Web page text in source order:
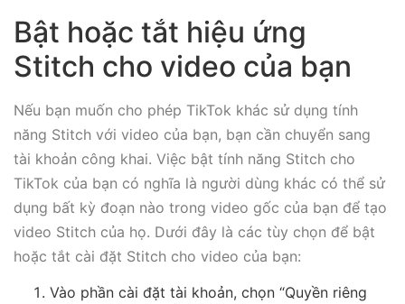
Bật hoặc tắt hiệu ứng
Stitch cho video của bạn
Nếu bạn muốn cho phép TikTok khác sử dụng tính
năng Stitch với video của bạn, bạn cần chuyển sang
tài khoản công khai. Việc bật tính năng Stitch cho
TikTok của bạn có nghĩa là người dùng khác có thể sử
dụng bất kỳ đoạn nào trong video gốc của bạn để tạo
video Stitch của họ. Dưới đây là các tùy chọn để bật
hoặc tắt cài đặt Stitch cho video của bạn:
Vào phần cài đặt tài khoản, chọn “Quyền riêng